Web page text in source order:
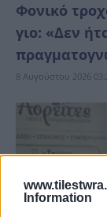
Information
Φονικό
γιο: «Δεν
8 Αυγούστου 2026